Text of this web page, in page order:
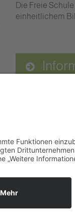
Die Freie
einheitlichem